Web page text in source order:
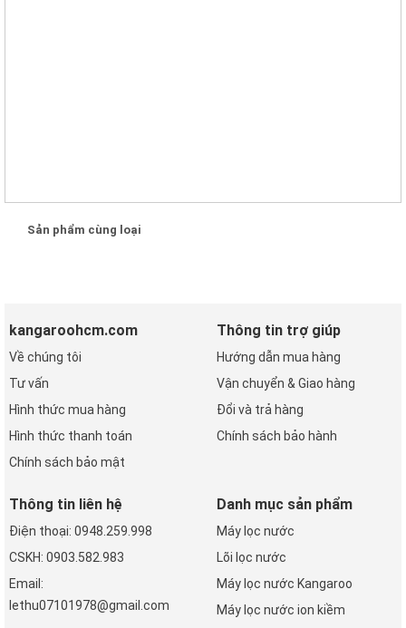
Sản phẩm cùng loại
kangaroohcm.com
Về chúng tôi
Tư vấn
Hình thức mua hàng
Hình thức thanh toán
Chính sách bảo mật
Thông tin trợ giúp
Hướng dẫn mua hàng
Vận chuyển & Giao hàng
Đổi và trả hàng
Chính sách bảo hành
Thông tin liên hệ
Điện thoại: 0948.259.998
CSKH: 0903.582.983
Email:
lethu07101978@gmail.com
Danh mục sản phẩm
Máy lọc nước
Lõi lọc nước
Máy lọc nước Kangaroo
Máy lọc nước ion kiềm